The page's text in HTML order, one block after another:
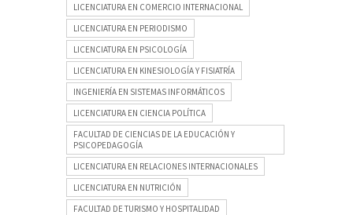
LICENCIATURA EN COMERCIO INTERNACIONAL
LICENCIATURA EN PERIODISMO
LICENCIATURA EN PSICOLOGÍA
LICENCIATURA EN KINESIOLOGÍA Y FISIATRÍA
INGENIERÍA EN SISTEMAS INFORMÁTICOS
LICENCIATURA EN CIENCIA POLÍTICA
FACULTAD DE CIENCIAS DE LA EDUCACIÓN Y
PSICOPEDAGOGÍA
LICENCIATURA EN RELACIONES INTERNACIONALES
LICENCIATURA EN NUTRICIÓN
FACULTAD DE TURISMO Y HOSPITALIDAD